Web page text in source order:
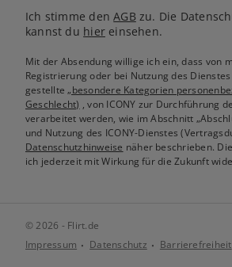
Ich stimme denAGB zu. Die
kannst du hiereinsehen.
Mit der Absendung willige ich ein, dass von
Registrierung oder bei Nutzung des
gestellte„besondere Kategorien
Geschlecht) , von ICONY zur Durchführung
verarbeitet werden, wie im Abschnitt
und Nutzung des ICONY-Dienstes
Datenschutzhinweise näher beschrieben.
ich jederzeit mit Wirkung für die Zukunft
© 2026 - Flirt.de
Impressum
Datenschutz Barrierefreiheit